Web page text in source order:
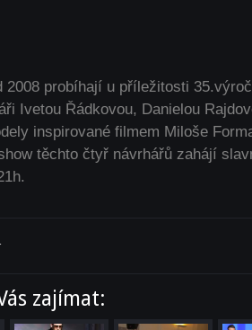
2008 probíhají u příležitosti
Ivetou Řádkovou, Danielou
inspirované filmem Miloše
těchto čtyř návrhářů zahájí
zajímat: